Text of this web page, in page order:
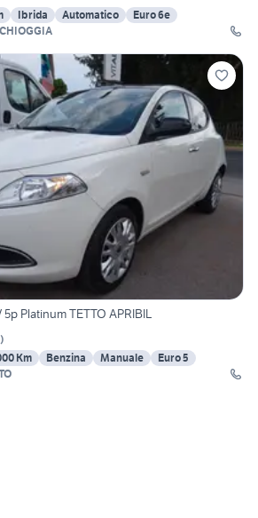
Ibrida Automatico
Euro 6e
5p Platinum TETTO APRIBIL
)
Km Benzina Manuale
Euro 5